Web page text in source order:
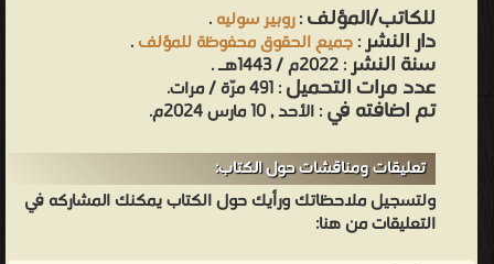
للكاتب/المؤلف:روبير سوليه.
دار النشر:جميع الحقوق محفوظة للمؤلف.
سنة النشر: 2022م / 1443هـ .
عدد مرات التحميل: 491 مرّة / مرات.
تم اضافته في: الأحد , 10 مارس 2024م.
تعليقات ومناقشات حول الكتاب:
ولتسجيل ملاحظاتك ورأيك حول الكتاب يمكنك المشاركه في
التعليقات من هنا: